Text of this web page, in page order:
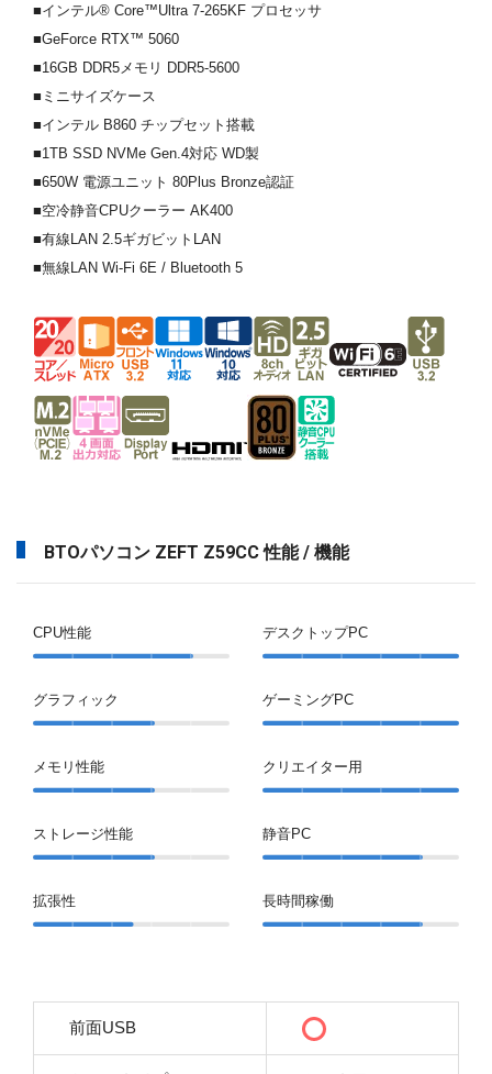
■インテル® Core™Ultra 7-265KF プロセッサ
■GeForce RTX™ 5060
■16GB DDR5メモリ DDR5-5600
■ミニサイズケース
■インテル B860 チップセット搭載
■1TB SSD NVMe Gen.4対応 WD製
■650W 電源ユニット 80Plus Bronze認証
■空冷静音CPUクーラー AK400
■有線LAN 2.5ギガビットLAN
■無線LAN Wi-Fi 6E / Bluetooth 5
BTOパソコン ZEFT Z59CC 性能 / 機能
CPU性能
グラフィック
メモリ性能
ストレージ性能
拡張性
デスクトップPC
ゲーミングPC
クリエイター用
静音PC
長時間稼働
前面USB